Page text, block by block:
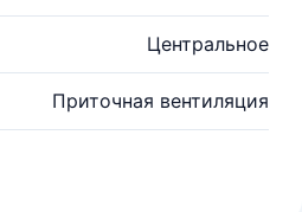
Центральное
Приточная вентиляция